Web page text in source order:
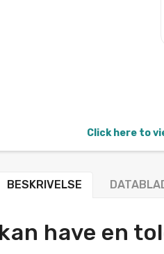
Click here to
BESKRIVELSE
have en